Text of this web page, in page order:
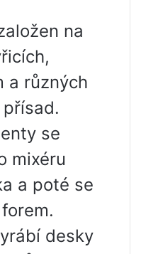
na
a různých
se
mixéru
a poté se
desky